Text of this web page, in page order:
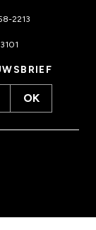
2213
OK